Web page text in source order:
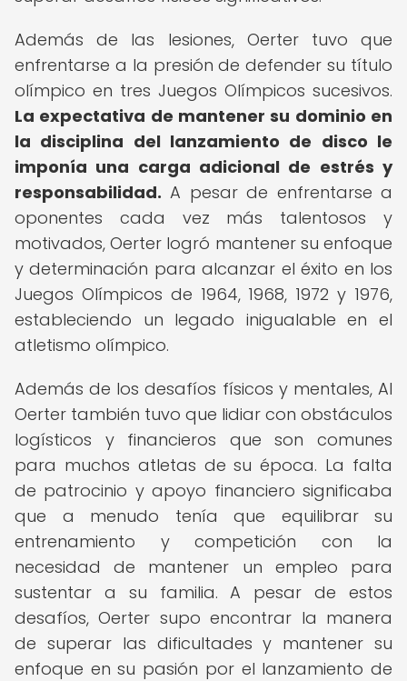
Además de las lesiones, Oerter tuvo que
enfrentarse a la presión de defender su título
olímpico en tres Juegos Olímpicos sucesivos.
La expectativa de mantener su dominio en
la disciplina del lanzamiento de disco le
imponía una carga adicional de estrés y
responsabilidad. A pesar de enfrentarse a
oponentes cada vez más talentosos y
motivados, Oerter logró mantener su enfoque
y determinación para alcanzar el éxito en los
Juegos Olímpicos de 1964, 1968, 1972 y 1976,
estableciendo un legado inigualable en el
atletismo olímpico.
Además de los desafíos físicos y mentales, Al
Oerter también tuvo que lidiar con obstáculos
logísticos y financieros que son comunes
para muchos atletas de su época. La falta
de patrocinio y apoyo financiero significaba
que a menudo tenía que equilibrar su
entrenamiento y competición con la
necesidad de mantener un empleo para
sustentar a su familia. A pesar de estos
desafíos, Oerter supo encontrar la manera
de superar las dificultades y mantener su
enfoque en su pasión por el lanzamiento de